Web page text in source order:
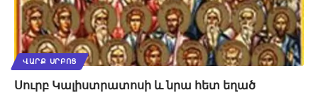
ՎԱՐՔ ՍՐԲՈՑ
Սուրբ Կալիստրատոսի և նրա հետ եղած